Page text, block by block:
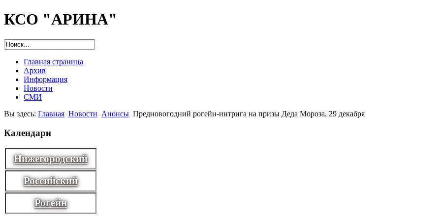
КСО "АРИНА"
Главная страница
Архив
Информация
Новости
СМИ
Вы здесь: Главная Новости Анонсы Предновогодний рогейн-интрига на призы Деда Мороза, 29 декабря
Календари
Нижегородский
Российский
Рогейн